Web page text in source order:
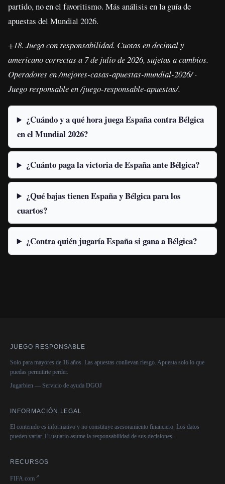
partido, no en el favoritismo. Más análisis en la guía de
apuestas del Mundial 2026.
+18. Juega con responsabilidad. Cuotas en decimal y
americano correctas a 7 de julio de 2026, sujetas a cambios.
Operadores en /mejores-casas-apuestas-mundial-2026/ ·
Juego responsable en /juego-responsable-apuestas/.
¿Cuándo y a qué hora juega España contra Bélgica
en el Mundial 2026?
¿Cuánto paga la victoria de España ante Bélgica?
¿Qué bajas tienen España y Bélgica para los
cuartos?
¿Contra quién jugaría España si gana a Bélgica?
JUEGO RESPONSABLE
Solo para mayores de 18 años. Las apuestas conllevan riesgo. Apuesta solo lo que
puedas permitirte perder.
Jugarbien — Servicio de ayuda DGOJ
INFORMACIÓN LEGAL
El contenido es informativo y no constituye asesoramiento financiero. Los datos
pueden variar. El usuario asume la responsabilidad de sus decisiones.
RECURSOS
FIFA.com